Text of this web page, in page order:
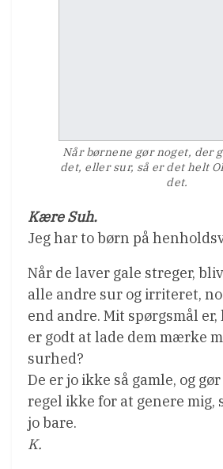
Når børnene gør noget, der
det, eller sur, så er det helt
det.
Kære Suh.
Jeg har to børn på
Når de laver gale streger,
alle andre sur og irriteret,
end andre. Mit spørgsmål
er godt at lade dem mærke
surhed?
De er jo ikke så gamle, og
regel ikke for at genere mig,
jo bare.
K.